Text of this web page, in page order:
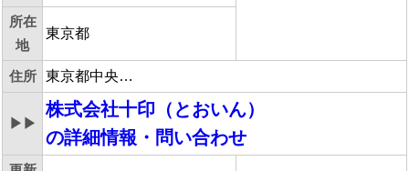
所在
地
東京都
住所 東京都中央…
▶▶
株式会社十印（とおいん）
の詳細情報・問い合わせ